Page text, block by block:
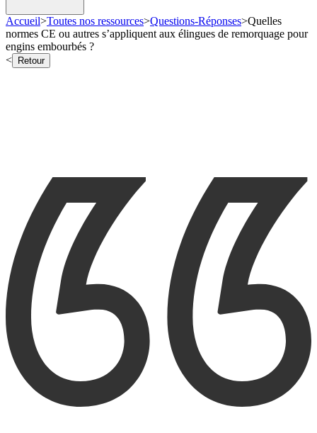
Accueil>Toutes nos ressources>Questions-Réponses>Quelles
normes CE ou autres s’appliquent aux élingues de remorquage pour
engins embourbés ?
<
Retour